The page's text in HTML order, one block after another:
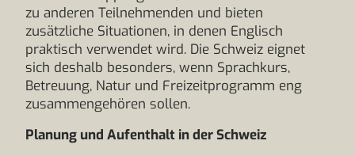
zu anderen Teilnehmenden und bieten
zusätzliche Situationen, in denen Englisch
praktisch verwendet wird. Die Schweiz eignet
sich deshalb besonders, wenn Sprachkurs,
Betreuung, Natur und Freizeitprogramm eng
zusammengehören sollen.
Planung und Aufenthalt in der Schweiz